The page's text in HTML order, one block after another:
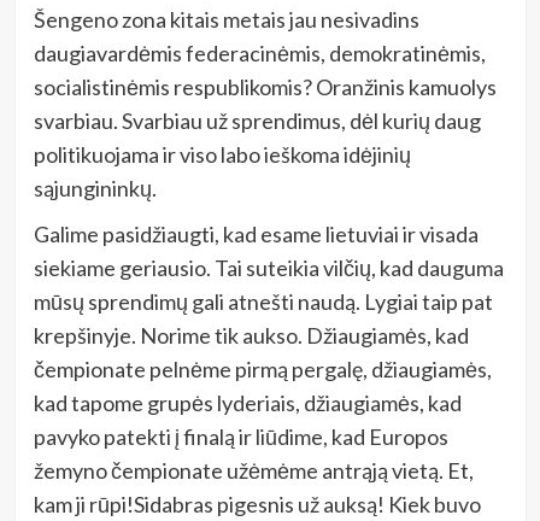
Šengeno zona kitais metais jau nesivadins
daugiavardėmis federacinėmis, demokratinėmis,
socialistinėmis respublikomis? Oranžinis kamuolys
svarbiau. Svarbiau už sprendimus, dėl kurių daug
politikuojama ir viso labo ieškoma idėjinių
sąjungininkų.
Galime pasidžiaugti, kad esame lietuviai ir visada
siekiame geriausio. Tai suteikia vilčių, kad dauguma
mūsų sprendimų gali atnešti naudą. Lygiai taip pat
krepšinyje. Norime tik aukso. Džiaugiamės, kad
čempionate pelnėme pirmą pergalę, džiaugiamės,
kad tapome grupės lyderiais, džiaugiamės, kad
pavyko patekti į finalą ir liūdime, kad Europos
žemyno čempionate užėmėme antrąją vietą. Et,
kam ji rūpi!Sidabras pigesnis už auksą! Kiek buvo